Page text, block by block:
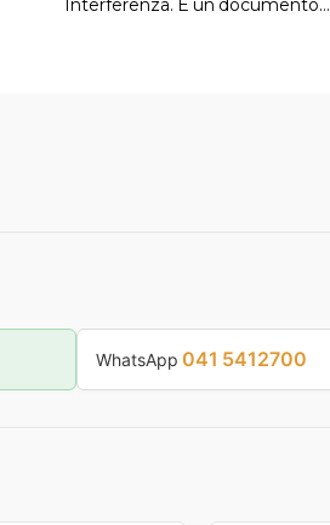
Interferenza. È un documento…
WhatsApp 041 5412700